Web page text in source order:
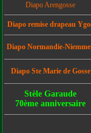
Diapo Arengosse
Diapo remise drapeau
Diapo Normandie-
Diapo Ste Marie de Gosse
Stèle Garaude
70ème anniversaire